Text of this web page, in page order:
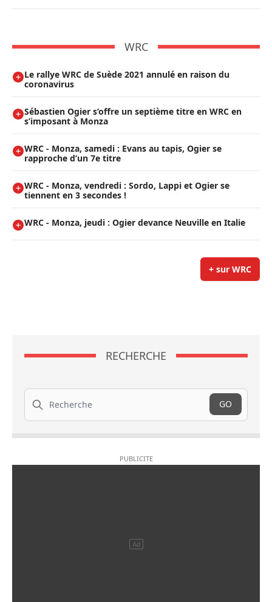
WRC
Le rallye WRC de Suède 2021 annulé en raison du
coronavirus
Sébastien Ogier s’offre un septième titre en WRC en
s’imposant à Monza
WRC - Monza, samedi : Evans au tapis, Ogier se
rapproche d’un 7e titre
WRC - Monza, vendredi : Sordo, Lappi et Ogier se
tiennent en 3 secondes !
WRC - Monza, jeudi : Ogier devance Neuville en Italie
+ sur WRC
RECHERCHE
Recherche
GO